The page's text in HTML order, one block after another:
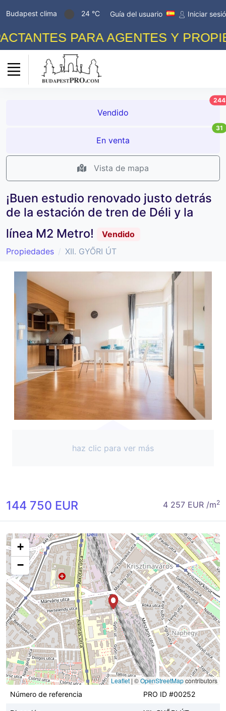
Budapest clima 24 °C Guía del usuario Iniciar
PARA AGENTES Y
Vendido
244
En venta
31
Vista de mapa
¡Buen estudio renovado justo detrás
de la estación de tren de Déli y la
línea M2 Metro!
Vendido
Propiedades
XII. GYŐRI ÚT
haz clic para ver más
144 750 EUR 4 257 EUR /m2
+
−
Leaflet | ©OpenStreetMapcontributors
Número de referencia
PRO ID #00252